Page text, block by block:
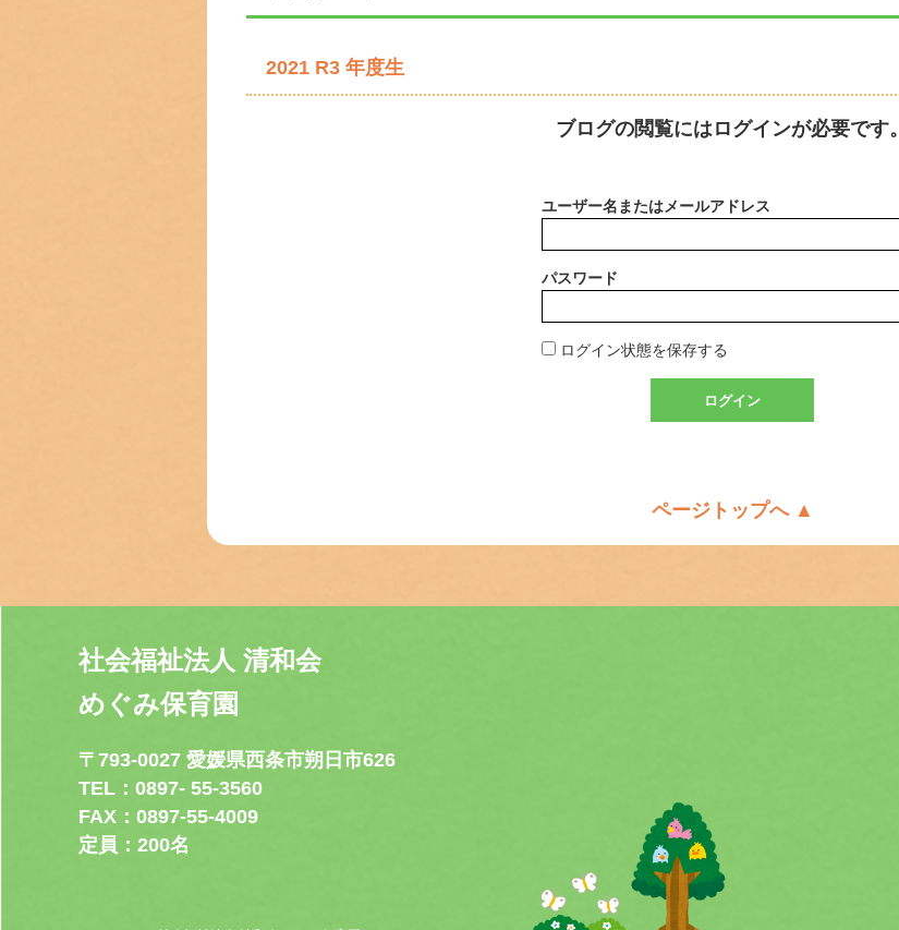
2021 R3 年度生
ブログの閲覧にはログインが必要です。
ユーザー名またはメールアドレス
パスワード
ログイン状態を保存する
ページトップへ ▲
社会福祉法人 清和会
めぐみ保育園
〒793-0027 愛媛県西条市朔日市626
TEL：0897- 55-3560
FAX：0897-55-4009
定員：200名